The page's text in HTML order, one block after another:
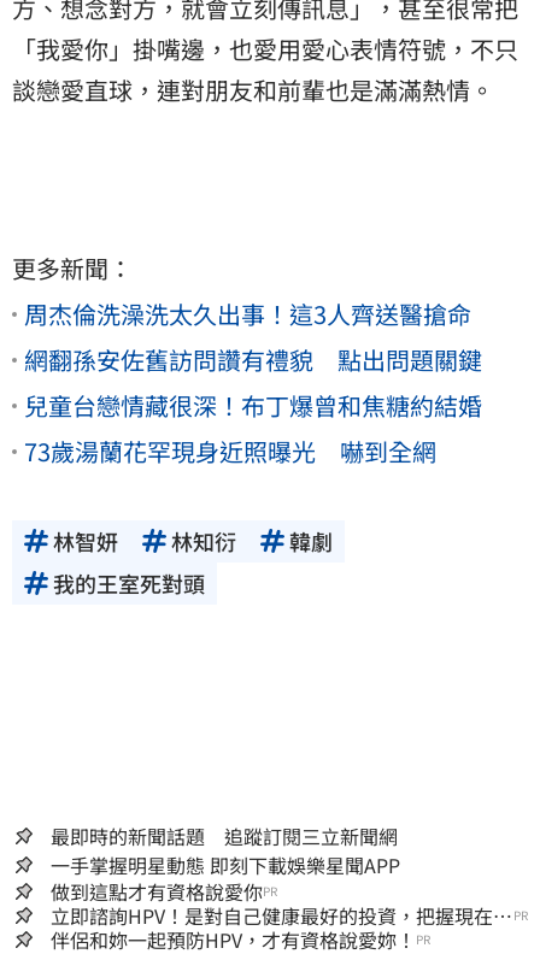
方、想念對方，就會立刻傳訊息」，甚至很常把
「我愛你」掛嘴邊，也愛用愛心表情符號，不只
談戀愛直球，連對朋友和前輩也是滿滿熱情。
更多新聞：
周杰倫洗澡洗太久出事！這3人齊送醫搶命
網翻孫安佐舊訪問讚有禮貌 點出問題關鍵
兒童台戀情藏很深！布丁爆曾和焦糖約結婚
73歲湯蘭花罕現身近照曝光 嚇到全網
林智妍 林知衍
韓劇
我的王室死對頭
最即時的新聞話題 追蹤訂閱三立新聞網
一手掌握明星動態 即刻下載娛樂星聞APP
做到這點才有資格說愛你PR
立即諮詢HPV！是對自己健康最好的投資，把握現在不
嫌晚！
PR
伴侶和妳一起預防HPV，才有資格說愛妳！ PR